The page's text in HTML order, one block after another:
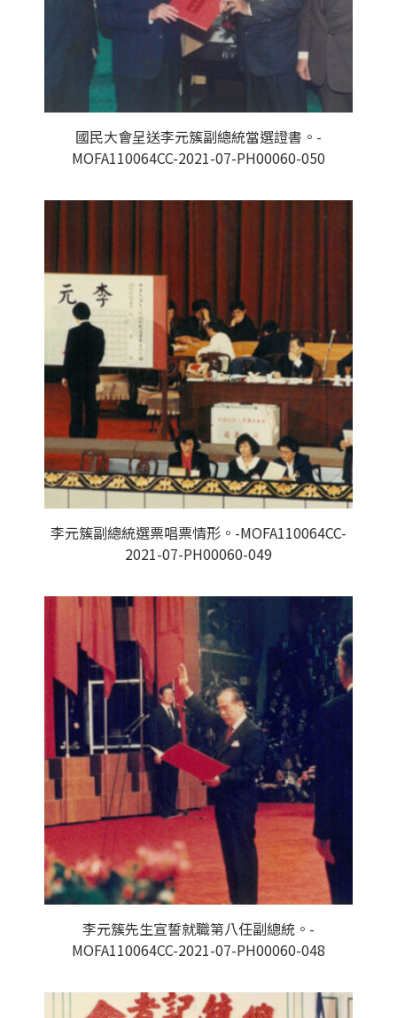
國民大會呈送李元簇副總統當選證書。-
MOFA110064CC-2021-07-PH00060-050
李元簇副總統選票唱票情形。-MOFA110064CC-
2021-07-PH00060-049
李元簇先生宣誓就職第八任副總統。-
MOFA110064CC-2021-07-PH00060-048